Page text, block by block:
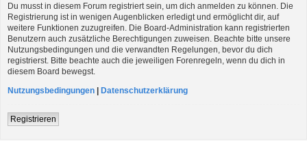
Du musst in diesem Forum registriert sein, um dich anmelden zu können. Die
Registrierung ist in wenigen Augenblicken erledigt und ermöglicht dir, auf
weitere Funktionen zuzugreifen. Die Board-Administration kann registrierten
Benutzern auch zusätzliche Berechtigungen zuweisen. Beachte bitte unsere
Nutzungsbedingungen und die verwandten Regelungen, bevor du dich
registrierst. Bitte beachte auch die jeweiligen Forenregeln, wenn du dich in
diesem Board bewegst.
Nutzungsbedingungen | Datenschutzerklärung
Registrieren